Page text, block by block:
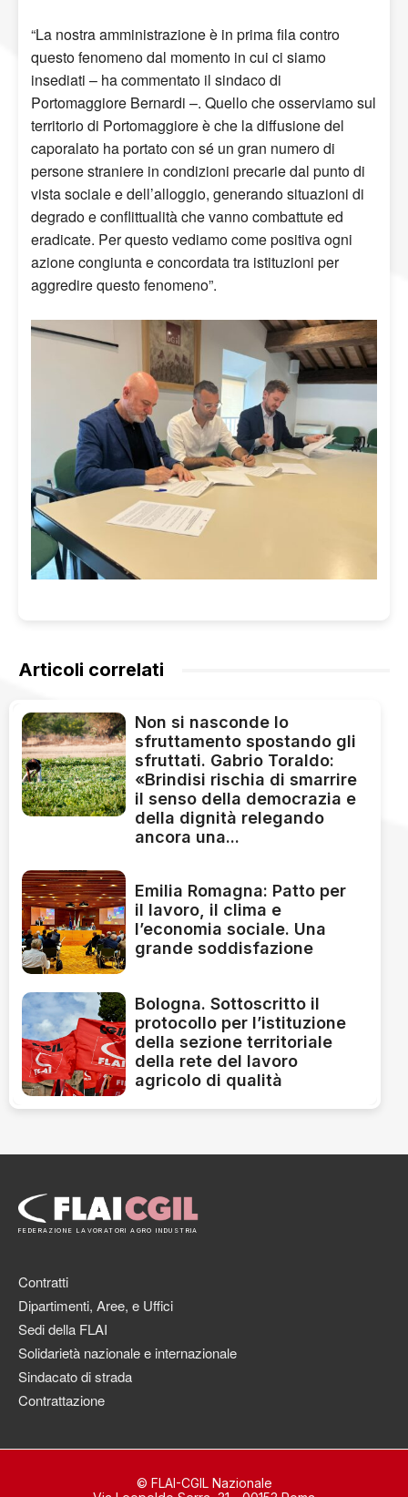
“La nostra amministrazione è in prima fila contro
questo fenomeno dal momento in cui ci siamo
insediati – ha commentato il sindaco di
Portomaggiore Bernardi –. Quello che osserviamo sul
territorio di Portomaggiore è che la diffusione del
caporalato ha portato con sé un gran numero di
persone straniere in condizioni precarie dal punto di
vista sociale e dell’alloggio, generando situazioni di
degrado e conflittualità che vanno combattute ed
eradicate. Per questo vediamo come positiva ogni
azione congiunta e concordata tra istituzioni per
aggredire questo fenomeno”.
Articoli correlati
Non si nasconde lo
sfruttamento spostando gli
sfruttati. Gabrio Toraldo:
«Brindisi rischia di smarrire
il senso della democrazia e
della dignità relegando
ancora una...
Emilia Romagna: Patto per
il lavoro, il clima e
l’economia sociale. Una
grande soddisfazione
Bologna. Sottoscritto il
protocollo per l’istituzione
della sezione territoriale
della rete del lavoro
agricolo di qualità
FEDERAZIONE LAVORATORI AGRO INDUSTRIA
Contratti
Dipartimenti, Aree, e Uffici
Sedi della FLAI
Solidarietà nazionale e internazionale
Sindacato di strada
Contrattazione
© FLAI-CGIL Nazionale